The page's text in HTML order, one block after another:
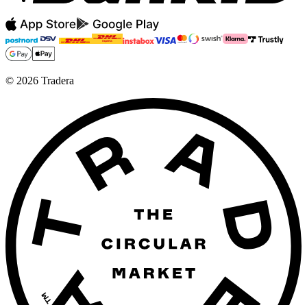
© 2026 Tradera